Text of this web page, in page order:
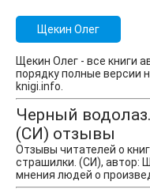
Щекин Олег
Щекин Олег - все книги
порядку полные версии
knigi.info.
Черный
(СИ) отзывы
Отзывы читателей о
страшилки. (СИ), автор:
мнения людей о